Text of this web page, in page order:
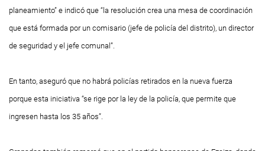
planeamiento” e indicó que “la resolución crea una mesa de coordinación
que está formada por un comisario (jefe de policía del distrito), un director
de seguridad y el jefe comunal”.
En tanto, aseguró que no habrá policías retirados en la nueva fuerza
porque esta iniciativa “se rige por la ley de la policía, que permite que
ingresen hasta los 35 años”.